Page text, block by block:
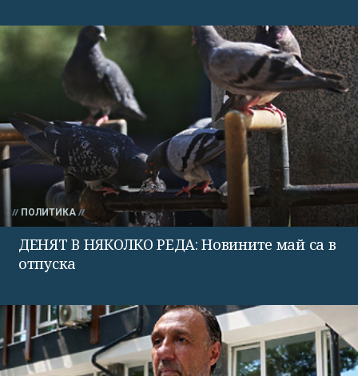
ПОЛИТИКА
ДЕНЯТ В НЯКОЛКО РЕДА: Новините май са в
отпуска